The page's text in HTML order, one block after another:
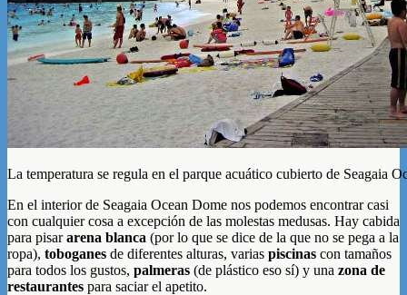
La temperatura se regula en el parque acuático cubierto de Seagaia
En el interior de Seagaia Ocean Dome nos podemos encontrar casi
con cualquier cosa a excepción de las molestas medusas. Hay cabida
para pisararena blanca (por lo que se dice de la que no se pega a la
ropa), toboganes de diferentes alturas, varias piscinas con tamaños
para todos los gustos, palmeras (de plástico eso sí) y una zona de
restaurantes para saciar el apetito.